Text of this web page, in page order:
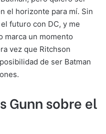
el horizonte para mí. Sin
futuro con DC, y me
marca un momento
vez que Ritchson
de ser Batman
Gunn sobre el